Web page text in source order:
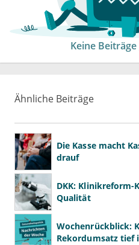
Keine
Ähnliche Beiträge
Die Kasse macht
drauf
DKK:
Qualität
Wochenrückblick:
Rekordumsatz tief